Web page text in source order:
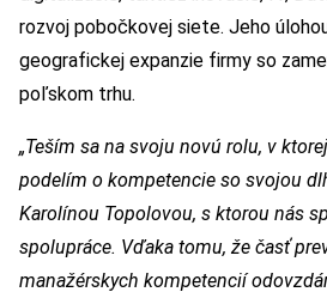
rozvoj pobočkovej siete. Jeho
geografickej expanzie firmy so
poľskom trhu.
„Teším sa na svoju novú rolu, v
podelím o kompetencie so svojou
Karolínou Topolovou, s ktorou nás
spolupráce. Vďaka tomu, že časť
manažérskych kompetencií